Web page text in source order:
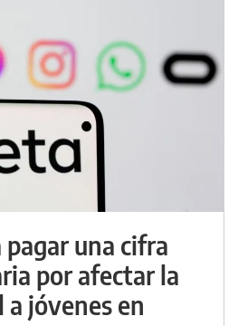
una cifra
por afectar la
jóvenes en